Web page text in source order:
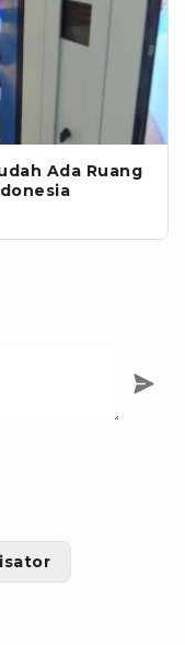
Ada Ruang